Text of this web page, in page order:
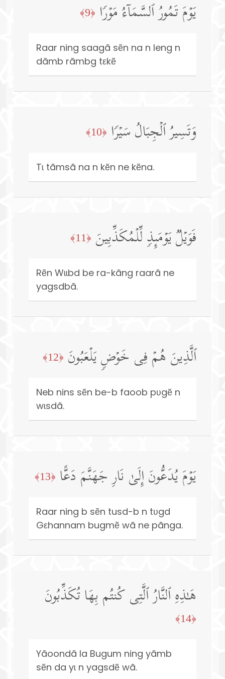
یَوۡمَ تَمُورُ ٱلسَّمَاۤءُ مَوۡرࣰا ﴿9﴾
Raar ning saagã sẽn na n leng n
dãmb rãmbg tεkẽ
وَتَسِیرُ ٱلۡجِبَالُ سَیۡرࣰا ﴿10﴾
Tɩ tãmsã na n kẽn ne kẽna.
فَوَیۡلࣱ یَوۡمَىِٕذࣲ لِّلۡمُكَذِّبِینَ ﴿11﴾
Rẽn Wɩɩbd be ra-kãng raarã ne
yagsdbã.
ٱلَّذِینَ هُمۡ فِی خَوۡضࣲ یَلۡعَبُونَ ﴿12﴾
Neb nins sẽn be-b faoob pʋgẽ n
wɩsdã.
یَوۡمَ یُدَعُّونَ إِلَىٰ نَارِ جَهَنَّمَ دَعًّا ﴿13﴾
Raar ning b sẽn tusd-b n tʋgd
Gεhannam bugmẽ wã ne pãnga.
هَـٰذِهِ ٱلنَّارُ ٱلَّتِی كُنتُم بِهَا تُكَذِّبُونَ
﴿14﴾
Yãoondã la Bugum ning yãmb
sẽn da yɩ n yagsdẽ wã.